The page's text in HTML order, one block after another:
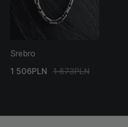
Srebro
1 506PLN
1 673PLN